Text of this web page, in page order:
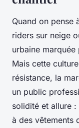
Quand on pense
riders sur neige
urbaine
Mais cette
résistance, la
un public
solidité et allure
à des vêtements